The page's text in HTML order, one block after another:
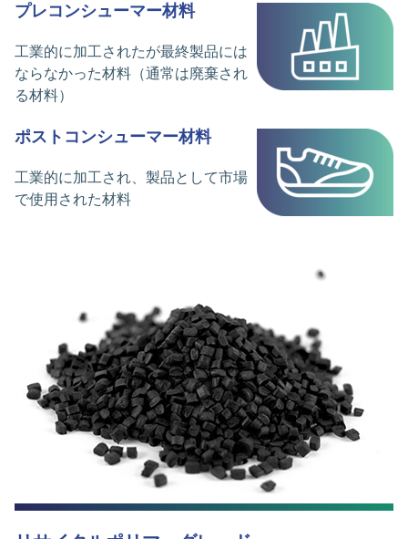
プレコンシューマー材料
工業的に加工されたが最終製品には
ならなかった材料（通常は廃棄され
る材料）
ポストコンシューマー材料
工業的に加工され、製品として市場
で使用された材料